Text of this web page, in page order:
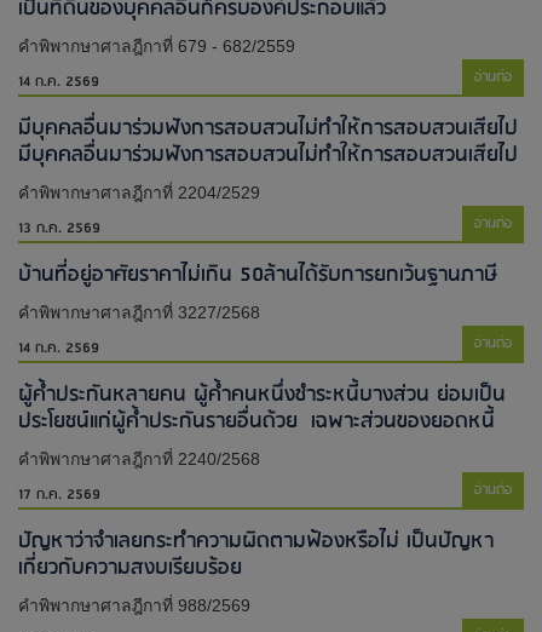
เป็นที่ดินของบุคคลอื่นก็ครบองค์ประกอบแล้ว
คำพิพากษาศาลฎีกาที่ 679 - 682/2559
14 ก.ค. 2569 อ่านต่อ
มีบุคคลอื่นมาร่วมฟังการสอบสวนไม่ทำให้การสอบสวนเสียไป​
มีบุคคลอื่นมาร่วมฟังการสอบสวนไม่ทำให้การสอบสวนเสียไป​
คำพิพากษาศาลฎีกาที่ 2204/2529
13 ก.ค. 2569 อ่านต่อ
บ้านที่อยู่อาศัยราคาไม่เกิน 50ล้านได้รับการยกเว้นฐานภาษี
คำพิพากษาศาลฎีกาที่ 3227/2568
14 ก.ค. 2569 อ่านต่อ
ผู้ค้ำประกันหลายคน ผู้ค้ำคนหนึ่งชำระหนี้บางส่วน ย่อมเป็น
ประโยชน์แก่ผู้ค้ำประกันรายอื่นด้วย เฉพาะส่วนของยอดหนี้
คำพิพากษาศาลฎีกาที่ 2240/2568
17 ก.ค. 2569 อ่านต่อ
ปัญหาว่าจำเลยกระทำความผิดตามฟ้องหรือไม่ เป็นปัญหา
เกี่ยวกับความสงบเรียบร้อย
คำพิพากษาศาลฎีกาที่ 988/2569